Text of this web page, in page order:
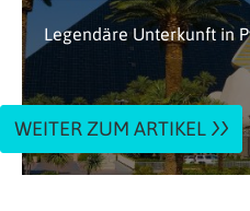
Legendäre Unterkunft in
WEITER ZUM ARTIKEL